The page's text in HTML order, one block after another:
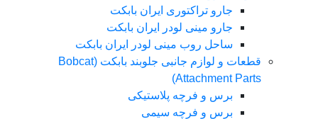
جارو تراکتوری ایران بابکت
جارو مینی لودر ایران بابکت
ساحل روب مینی لودر ایران بابکت
قطعات و لوازم جانبی جلوبند بابکت (Bobcat
Attachment Parts)
برس و فرچه پلاستیکی
برس و فرچه سیمی